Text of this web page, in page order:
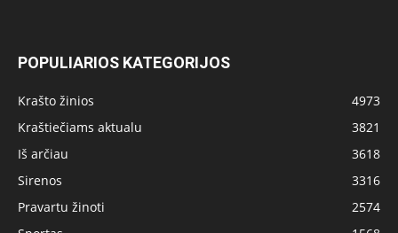
POPULIARIOS KATEGORIJOS
Krašto žinios
4973
Kraštiečiams aktualu
3821
Iš arčiau
3618
Sirenos
3316
Pravartu žinoti
2574